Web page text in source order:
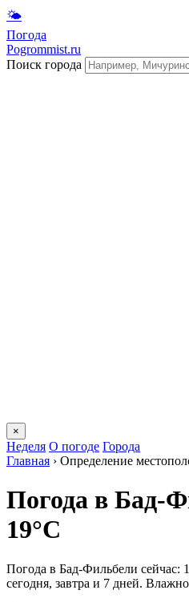
🌤
Погода
Pogrommist.ru
Поиск города
×
Неделя О погоде Города
Главная › Определение
Погода в Бад-
19°C
Погода в Бад-Фильбели сейчас:
сегодня, завтра и 7 дней.